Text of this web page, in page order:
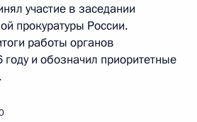
участие в заседании
прокуратуры России.
работы органов
и обозначил приоритетные